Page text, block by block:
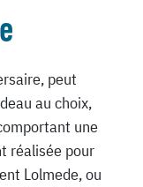
peut
au choix,
une
réalisée pour
Lolmede, ou